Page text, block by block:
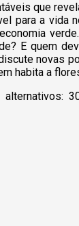
que
para a vida
E quem
novas
habita a
alternativos: